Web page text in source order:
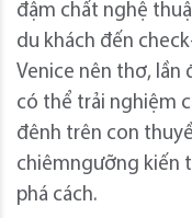
đậm chất nghệ
du khách đến
Venice nên thơ, lần
có thể trải nghiệm
đênh trên con
chiêmngưỡng kiến
phá cách.